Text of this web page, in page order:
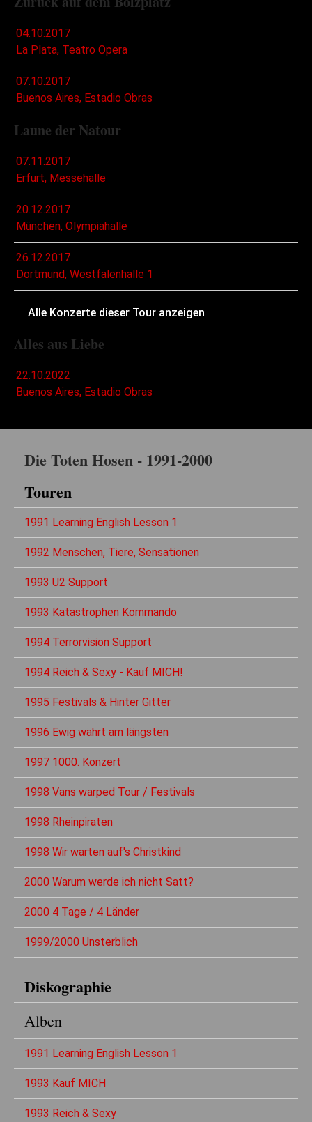
04.10.2017
La Plata, Teatro Opera
07.10.2017
Buenos Aires, Estadio Obras
Laune der Natour
07.11.2017
Erfurt, Messehalle
20.12.2017
München, Olympiahalle
26.12.2017
Dortmund, Westfalenhalle 1
Alle Konzerte dieser Tour anzeigen
Alles aus Liebe
22.10.2022
Buenos Aires, Estadio Obras
Die Toten Hosen - 1991-2000
Touren
1991 Learning English Lesson 1
1992 Menschen, Tiere, Sensationen
1993 U2 Support
1993 Katastrophen Kommando
1994 Terrorvision Support
1994 Reich & Sexy - Kauf MICH!
1995 Festivals & Hinter Gitter
1996 Ewig währt am längsten
1997 1000. Konzert
1998 Vans warped Tour / Festivals
1998 Rheinpiraten
1998 Wir warten auf's Christkind
2000 Warum werde ich nicht Satt?
2000 4 Tage / 4 Länder
1999/2000 Unsterblich
Diskographie
Alben
1991 Learning English Lesson 1
1993 Kauf MICH
1993 Reich & Sexy